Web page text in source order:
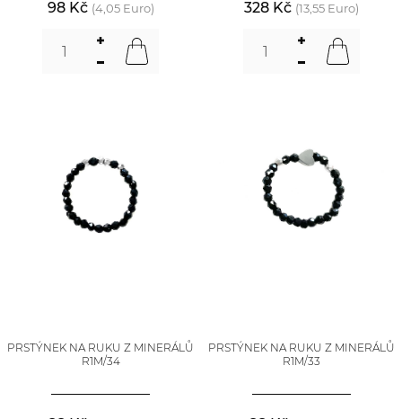
98 Kč (4,05 Euro) 328 Kč (13,55 Euro)
PRSTÝNEK NA RUKU Z MINERÁLŮ
R1M/34
PRSTÝNEK NA RUKU Z MINERÁLŮ
R1M/33